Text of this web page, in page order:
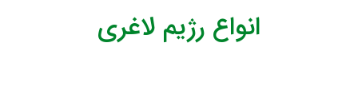
انواع رژیم لاغری